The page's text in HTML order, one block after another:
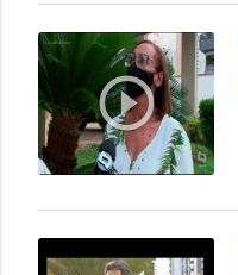
play_circle_outline